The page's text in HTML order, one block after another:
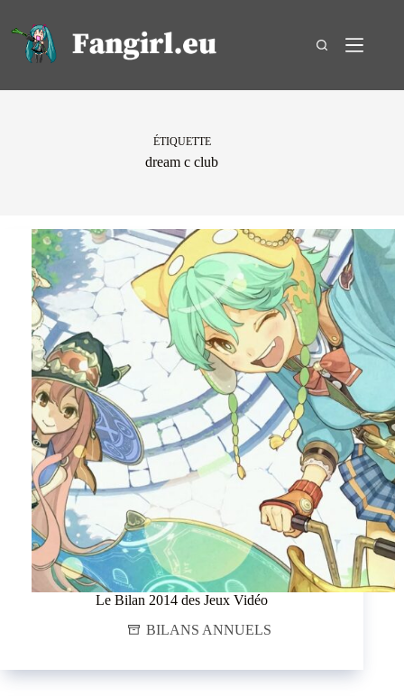
contenu
ÉTIQUETTE
dream c club
Le Bilan 2014 des Jeux Vidéo
BILANS ANNUELS